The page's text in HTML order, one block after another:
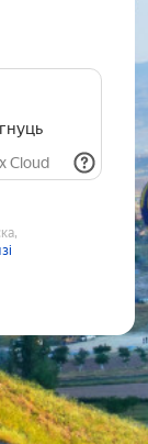
Cloud